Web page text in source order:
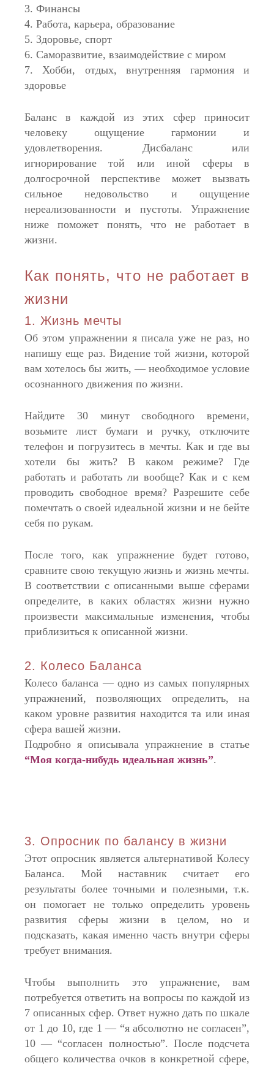
3. Финансы
4. Работа, карьера, образование
5. Здоровье, спорт
6. Саморазвитие, взаимодействие с миром
7. Хобби, отдых, внутренняя гармония и
здоровье
Баланс в каждой из этих сфер приносит
человеку ощущение гармонии и
удовлетворения. Дисбаланс или
игнорирование той или иной сферы в
долгосрочной перспективе может вызвать
сильное недовольство и ощущение
нереализованности и пустоты. Упражнение
ниже поможет понять, что не работает в
жизни.
Как понять, что не работает в
жизни
1. Жизнь мечты
Об этом упражнении я писала уже не раз, но
напишу еще раз. Видение той жизни, которой
вам хотелось бы жить, — необходимое условие
осознанного движения по жизни.
Найдите 30 минут свободного времени,
возьмите лист бумаги и ручку, отключите
телефон и погрузитесь в мечты. Как и где вы
хотели бы жить? В каком режиме? Где
работать и работать ли вообще? Как и с кем
проводить свободное время? Разрешите себе
помечтать о своей идеальной жизни и не бейте
себя по рукам.
После того, как упражнение будет готово,
сравните свою текущую жизнь и жизнь мечты.
В соответствии с описанными выше сферами
определите, в каких областях жизни нужно
произвести максимальные изменения, чтобы
приблизиться к описанной жизни.
2. Колесо Баланса
Колесо баланса — одно из самых популярных
упражнений, позволяющих определить, на
каком уровне развития находится та или иная
сфера вашей жизни.
Подробно я описывала упражнение в статье
“Моя когда-нибудь идеальная жизнь”.
3. Опросник по балансу в жизни
Этот опросник является альтернативой Колесу
Баланса. Мой наставник считает его
результаты более точными и полезными, т.к.
он помогает не только определить уровень
развития сферы жизни в целом, но и
подсказать, какая именно часть внутри сферы
требует внимания.
Чтобы выполнить это упражнение, вам
потребуется ответить на вопросы по каждой из
7 описанных сфер. Ответ нужно дать по шкале
от 1 до 10, где 1 — “я абсолютно не согласен”,
10 — “согласен полностью”. После подсчета
общего количества очков в конкретной сфере,